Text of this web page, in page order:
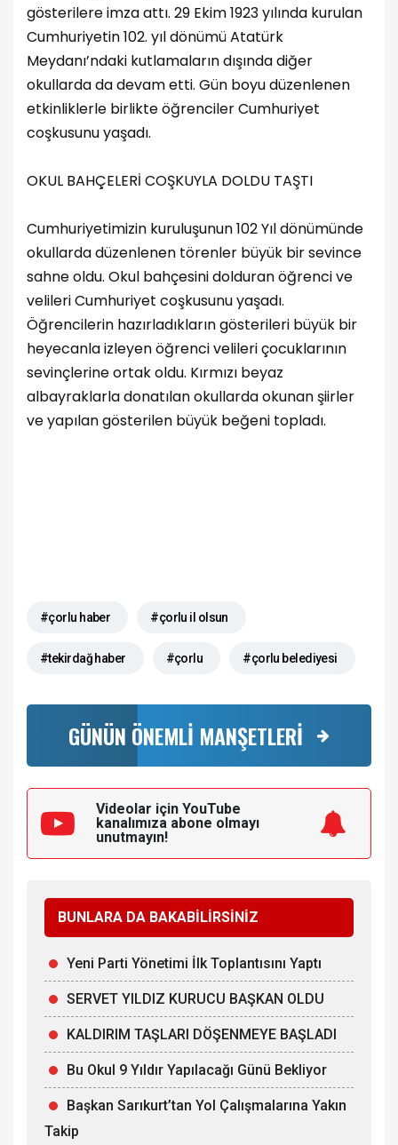
gösterilere imza attı. 29 Ekim 1923 yılında kurulan
Cumhuriyetin 102. yıl dönümü Atatürk
Meydanı’ndaki kutlamaların dışında diğer
okullarda da devam etti. Gün boyu düzenlenen
etkinliklerle birlikte öğrenciler Cumhuriyet
coşkusunu yaşadı.
OKUL BAHÇELERİ COŞKUYLA DOLDU TAŞTI
Cumhuriyetimizin kuruluşunun 102 Yıl dönümünde
okullarda düzenlenen törenler büyük bir sevince
sahne oldu. Okul bahçesini dolduran öğrenci ve
velileri Cumhuriyet coşkusunu yaşadı.
Öğrencilerin hazırladıkların gösterileri büyük bir
heyecanla izleyen öğrenci velileri çocuklarının
sevinçlerine ortak oldu. Kırmızı beyaz
albayraklarla donatılan okullarda okunan şiirler
ve yapılan gösterilen büyük beğeni topladı.
#çorlu haber #çorlu il olsun
#tekirdağ haber #çorlu #çorlu belediyesi
GÜNÜN ÖNEMLİ MANŞETLERİ
Videolar için YouTube
kanalımıza abone olmayı
unutmayın!
BUNLARA DA BAKABİLİRSİNİZ
Yeni Parti Yönetimi İlk Toplantısını Yaptı
SERVET YILDIZ KURUCU BAŞKAN OLDU
KALDIRIM TAŞLARI DÖŞENMEYE BAŞLADI
Bu Okul 9 Yıldır Yapılacağı Günü Bekliyor
Başkan Sarıkurt’tan Yol Çalışmalarına Yakın
Takip